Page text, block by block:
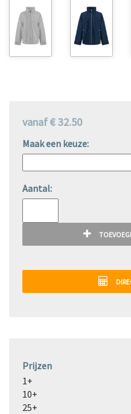
vanaf € 32.50
Maak een keuze:
Aantal:
Prijzen
1+
10+
25+